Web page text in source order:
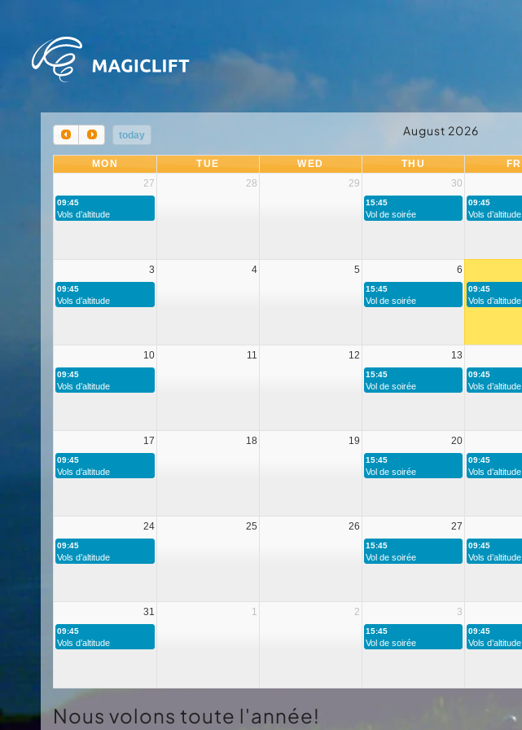
today August 2026
MON TUE WED THU FRI
27
28 29 30
09:45
Vols d’altitude
15:45
Vol de soirée
09:45
Vols d’altitude
3 4 5 6
09:45
Vols d’altitude
15:45
Vol de soirée
09:45
Vols d’altitude
10 11 12 13
09:45
Vols d’altitude
15:45
Vol de soirée
09:45
Vols d’altitude
17 18 19 20
09:45
Vols d’altitude
15:45
Vol de soirée
09:45
Vols d’altitude
24 25 26 27
09:45
Vols d’altitude
15:45
Vol de soirée
09:45
Vols d’altitude
31 1 2 3
09:45
Vols d’altitude
15:45
Vol de soirée
09:45
Vols d’altitude
Nous volons toute l'année!